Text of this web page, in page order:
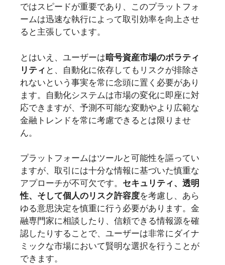
ではスピードが重要であり、このプラットフォ
ームは迅速な執行によって取引効率を向上させ
ると主張しています。
とはいえ、ユーザーは暗号資産市場のボラティ
リティ と、自動化に依存してもリスクが排除さ
れないという事実を常に念頭に置く必要があり
ます。自動化システムは市場の変化に即座に対
応できますが、予測不可能な変動やより広範な
金融トレンドを常に考慮できるとは限りませ
ん。
プラットフォームはツールと可能性を謳ってい
ますが、取引には十分な情報に基づいた慎重な
アプローチが不可欠です。 セキュリティ、透明
性、そして個人のリスク許容度を考慮し、あら
ゆる意思決定を慎重に行う必要があります。金
融専門家に相談したり、信頼できる情報源を確
認したりすることで、ユーザーは非常にダイナ
ミックな市場において賢明な選択を行うことが
できます。